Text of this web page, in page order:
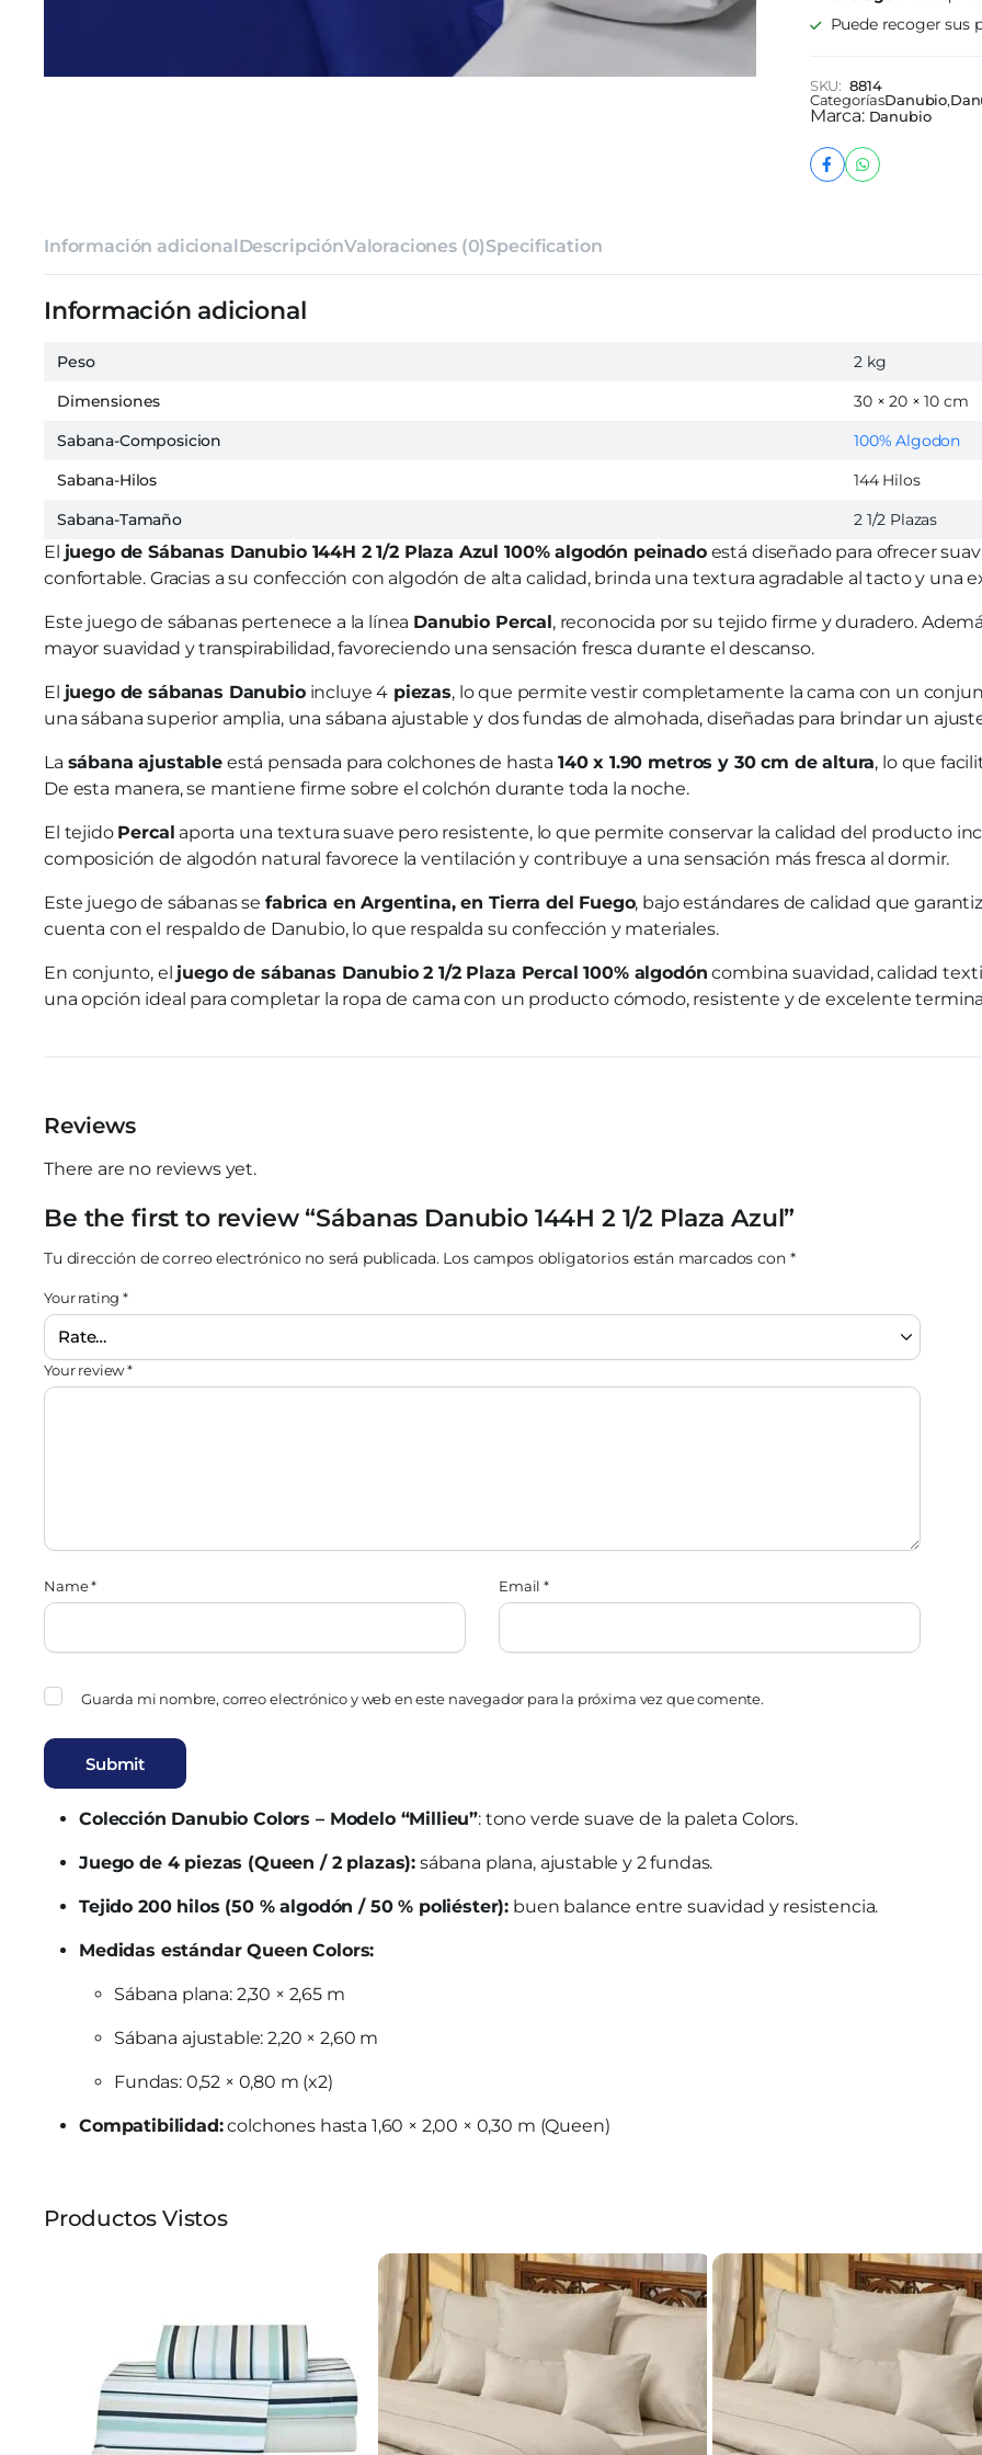
quantity
Puede recoger sus
SKU: 8814
CategoríasDanubio,
Marca: Danubio
Información adicionalDescripciónValoraciones (0)Specification
Información adicional
Peso
2 kg
Dimensiones
30 × 20 × 10 cm
Sabana-Composicion
100% Algodon
Sabana-Hilos
144 Hilos
Sabana-Tamaño
2 1/2 Plazas
El juego de Sábanas Danubio 144H 2 1/2 Plaza Azul 100% algodón peinadoestá diseñado para ofrecer
confortable. Gracias a su confección con algodón de alta calidad, brinda una textura agradable al tacto y una
Este juego de sábanas pertenece a la línea Danubio Percal, reconocida por su tejido firme y duradero.
mayor suavidad y transpirabilidad, favoreciendo una sensación fresca durante el descanso.
El juego de sábanas Danubioincluye 4 piezas, lo que permite vestir completamente la cama con un
una sábana superior amplia, una sábana ajustable y dos fundas de almohada, diseñadas para brindar un
La sábana ajustableestá pensada para colchones de hasta 140 x 1.90 metros y 30 cm de altura, lo que
De esta manera, se mantiene firme sobre el colchón durante toda la noche.
El tejido Percal aporta una textura suave pero resistente, lo que permite conservar la calidad del producto
composición de algodón natural favorece la ventilación y contribuye a una sensación más fresca al dormir.
Este juego de sábanas se fabrica en Argentina, en Tierra del Fuego, bajo estándares de calidad que
cuenta con el respaldo de Danubio, lo que respalda su confección y materiales.
En conjunto, el juego de sábanas Danubio 2 1/2 Plaza Percal 100% algodón combina suavidad, calidad
una opción ideal para completar la ropa de cama con un producto cómodo, resistente y de excelente
Reviews
There are no reviews yet.
Be the first to review “Sábanas Danubio 144H 2 1/2 Plaza Azul”
Tu dirección de correo electrónico no será publicada. Los campos obligatorios están marcados con *
Your rating*
Your review*
Name* Email*
Guarda mi nombre, correo electrónico y web en este navegador para la próxima vez que comente.
Colección Danubio Colors – Modelo “Millieu”: tono verde suave de la paleta Colors.
Juego de 4 piezas (Queen / 2 plazas): sábana plana, ajustable y 2 fundas.
Tejido 200 hilos (50 % algodón / 50 % poliéster): buen balance entre suavidad y resistencia.
Medidas estándar Queen Colors:
Sábana plana: 2,30 × 2,65 m
Sábana ajustable: 2,20 × 2,60 m
Fundas: 0,52 × 0,80 m (x2)
Compatibilidad:colchones hasta 1,60 × 2,00 × 0,30 m (Queen)
Productos Vistos